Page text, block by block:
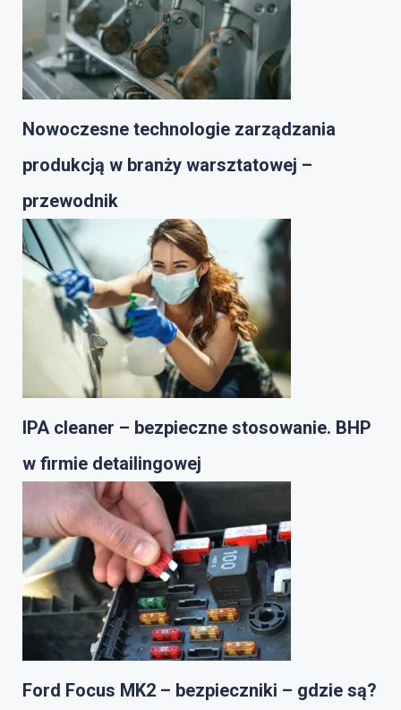
Nowoczesne technologie zarządzania
produkcją w branży warsztatowej –
przewodnik
IPA cleaner – bezpieczne stosowanie. BHP
w firmie detailingowej
Ford Focus MK2 – bezpieczniki – gdzie są?